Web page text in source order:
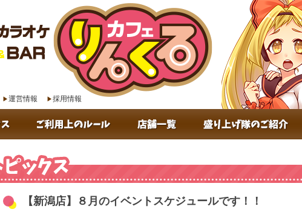
運営情報 採用情報
トピックス
【新潟店】８月のイベントスケジュールです！！